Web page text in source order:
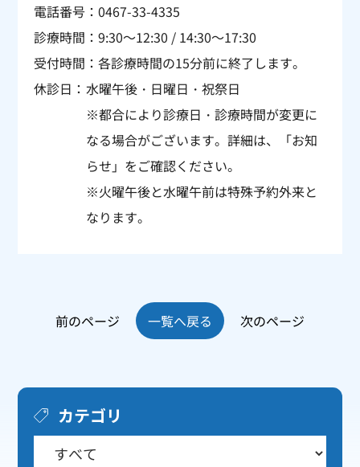
電話番号：0467-33-4335
診療時間：9:30～12:30 / 14:30～17:30
受付時間：各診療時間の15分前に終了します。
休診日： 水曜午後・日曜日・祝祭日
※都合により診療日・診療時間が変更に
なる場合がございます。詳細は、「お知
らせ 」をご確認ください。
※火曜午後と水曜午前は特殊予約外来と
なります。
前のページ 一覧へ戻る 次のページ
カテゴリ